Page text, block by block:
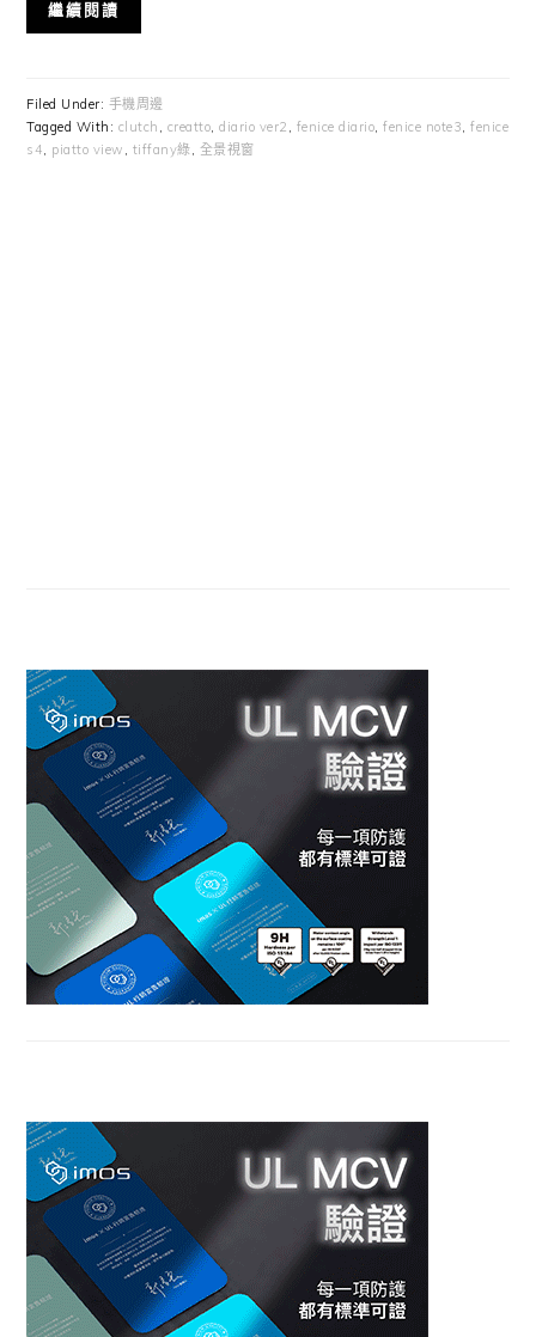
繼續閱讀
Filed Under: 手機周邊
Tagged With: clutch , creatto,diario ver2 , fenice diario,fenice note3,fenice
s4, piatto view , tiffany綠, 全景視窗